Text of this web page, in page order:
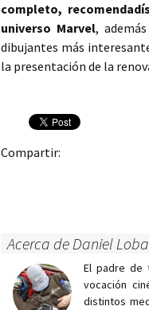
completo,
universo Marvel,
dibujantes más
la presentación de la
Compartir:
Acerca de Daniel
El padre de
vocación
distintos